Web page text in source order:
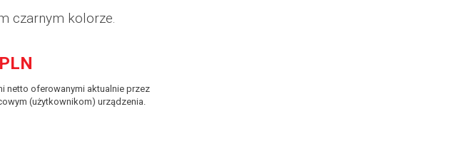
czarnym kolorze.
netto oferowanymi aktualnie przez
(użytkownikom) urządzenia.